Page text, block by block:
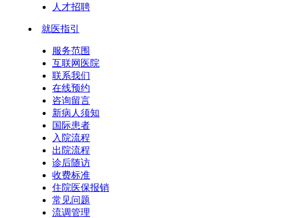
人才招聘
就医指引
服务范围
互联网医院
联系我们
在线预约
咨询留言
新病人须知
国际患者
入院流程
出院流程
诊后随访
收费标准
住院医保报销
常见问题
流调管理